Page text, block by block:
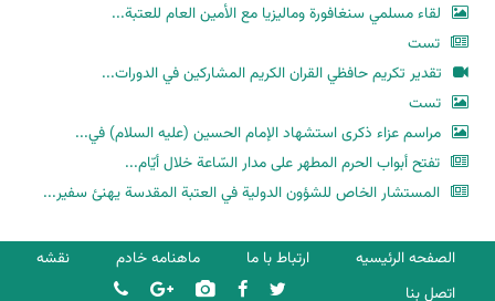
لقاء مسلمي سنغافورة وماليزيا مع الأمين العام للعتبة...
تست
تقدير تكريم حافظي القران الكريم المشاركين في الدورات...
تست
مراسم عزاء ذكرى استشهاد الإمام الحسين (عليه السلام) في...
تفتح أبواب الحرم المطهر على مدار السّاعة خلال أيّام...
المستشار الخاص للشؤون الدولية في العتبة المقدسة يهنئ سفير...
الصفحه الرئیسیه ارتباط با ما ماهنامه خادم
نقشه
اتصل بنا